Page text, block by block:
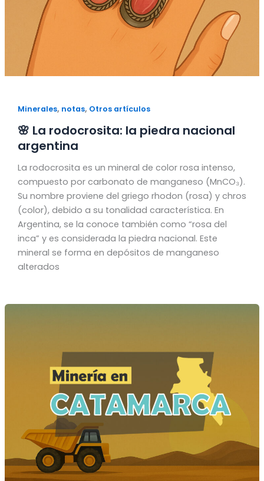
Minerales, notas, Otros artículos
🌸 La rodocrosita: la piedra nacional
argentina
La rodocrosita es un mineral de color rosa intenso,
compuesto por carbonato de manganeso (MnCO₃).
Su nombre proviene del griego rhodon (rosa) y chros
(color), debido a su tonalidad característica. En
Argentina, se la conoce también como “rosa del
inca” y es considerada la piedra nacional. Este
mineral se forma en depósitos de manganeso
alterados